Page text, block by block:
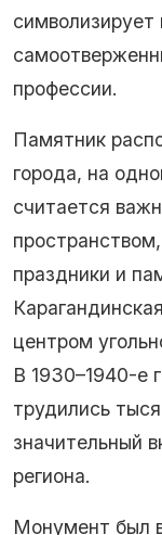
профессии.
Памятник
города, на
считается
праздники и
центром
В 1930–1940-е
трудились
значительный
региона.
Монумент был